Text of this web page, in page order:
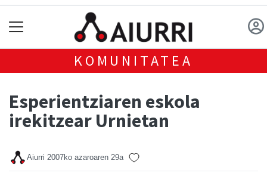
KOMUNITATEA
Esperientziaren eskola
irekitzear Urnietan
Aiurri 2007ko azaroaren 29a